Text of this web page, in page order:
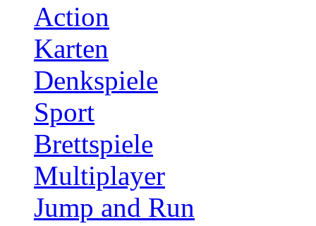
Action
Karten
Denkspiele
Sport
Brettspiele
Multiplayer
Jump and Run